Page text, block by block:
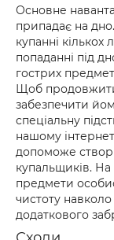
Основне
припадає на
купанні кількох
попаданні під
гострих
Щоб
забезпечити
спеціальну
нашому
допоможе
купальщиків. На
предмети
чистоту
додаткового